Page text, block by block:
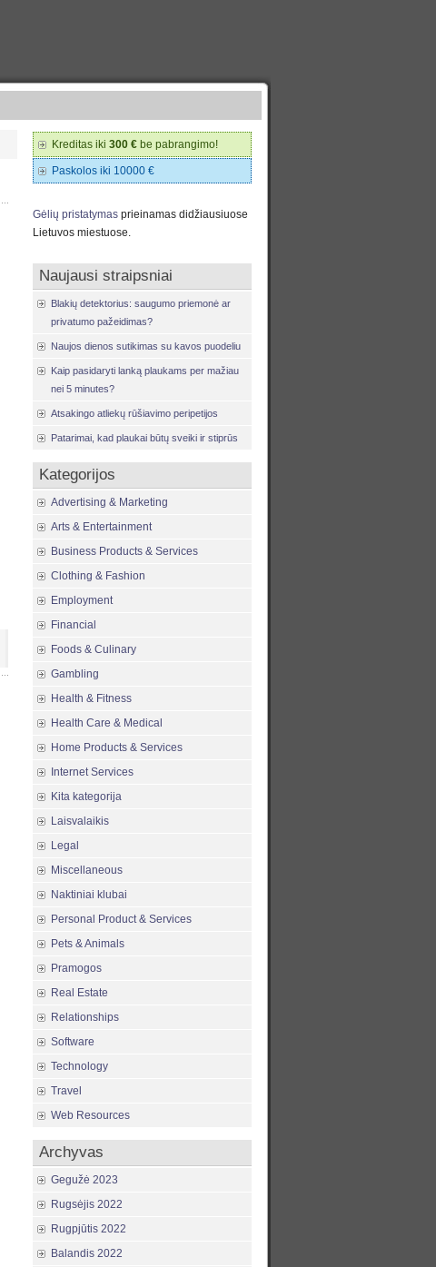
Kreditas iki 300 € be pabrangimo!
Paskolos iki 10000 €
Gėlių pristatymas prieinamas didžiausiuose
Lietuvos miestuose.
Naujausi straipsniai
Blakių detektorius: saugumo priemonė ar
privatumo pažeidimas?
Naujos dienos sutikimas su kavos puodeliu
Kaip pasidaryti lanką plaukams per mažiau
nei 5 minutes?
Atsakingo atliekų rūšiavimo peripetijos
Patarimai, kad plaukai būtų sveiki ir stiprūs
Kategorijos
Advertising & Marketing
Arts & Entertainment
Business Products & Services
Clothing & Fashion
Employment
Financial
Foods & Culinary
Gambling
Health & Fitness
Health Care & Medical
Home Products & Services
Internet Services
Kita kategorija
Laisvalaikis
Legal
Miscellaneous
Naktiniai klubai
Personal Product & Services
Pets & Animals
Pramogos
Real Estate
Relationships
Software
Technology
Travel
Web Resources
Archyvas
Gegužė 2023
Rugsėjis 2022
Rugpjūtis 2022
Balandis 2022